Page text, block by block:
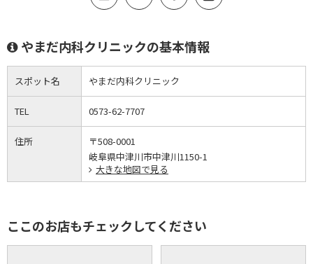
やまだ内科クリニックの基本情報
スポット名 やまだ内科クリニック
TEL 0573-62-7707
住所
〒508-0001
岐阜県中津川市中津川1150-1
大きな地図で見る
ここのお店もチェックしてください